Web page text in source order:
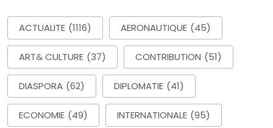
ACTUALITE (1116) AERONAUTIQUE (45)
ART& CULTURE (37) CONTRIBUTION (51)
DIASPORA (62) DIPLOMATIE (41)
ECONOMIE (49) INTERNATIONALE (95)